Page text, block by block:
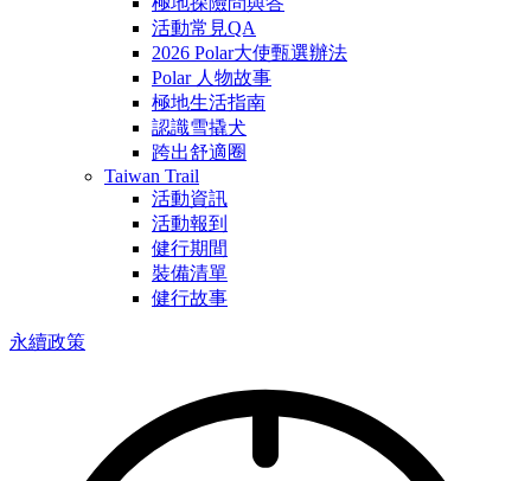
活動常見QA
2026 Polar大使甄選辦法
Polar 人物故事
極地生活指南
認識雪撬犬
跨出舒適圈
Taiwan Trail
活動資訊
活動報到
健行期間
裝備清單
健行故事
永續政策